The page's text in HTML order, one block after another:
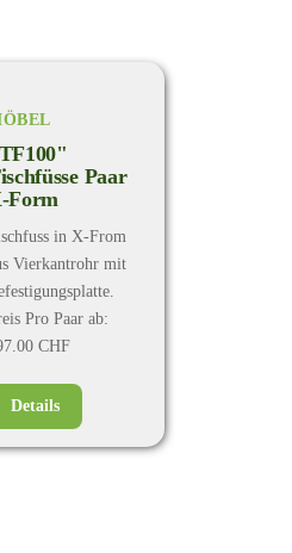
Paar
Form
in X-From
Vierkantrohr mit
Pro Paar ab:
CHF
Details